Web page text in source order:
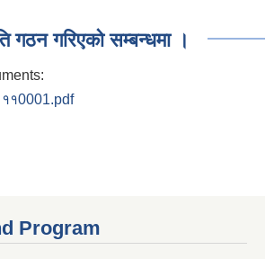
गठन गरिएको सम्बन्धमा ।
११0001.pdf
Program